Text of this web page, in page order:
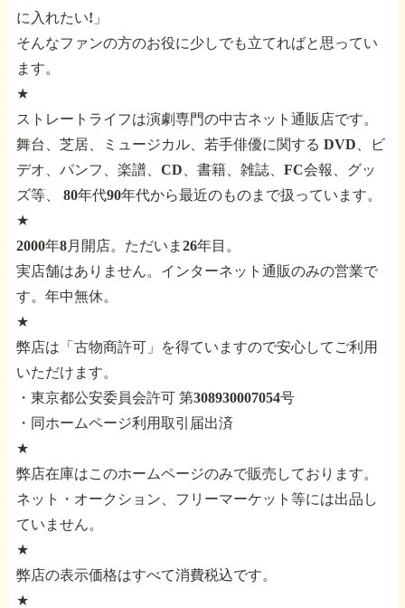
に入れたい!」
そんなファンの方のお役に少しでも立てればと思ってい
ます。
★
ストレートライフは演劇専門の中古ネット通販店です。
舞台、芝居、ミュージカル、若手俳優に関する DVD、ビ
デオ、パンフ、楽譜、CD、書籍、雑誌、FC会報、グッ
ズ等、
80年代90年代から最近のものまで扱っています。
★
2000年8月開店。ただいま26年目。
実店舗はありません。インターネット通販のみの営業で
す。年中無休。
★
弊店は「古物商許可」を得ていますので安心してご利用
いただけます。
・東京都公安委員会許可 第308930007054号
・同ホームページ利用取引届出済
★
弊店在庫はこのホームページのみで販売しております。
ネット・オークション、フリーマーケット等には出品し
ていません。
★
弊店の表示価格はすべて消費税込です。
★